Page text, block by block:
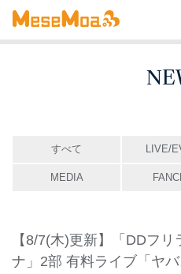
すべて LIVE/
MEDIA
【8/7(木)更新】「DDフ
ナ」2部 有料ライブ「ヤ